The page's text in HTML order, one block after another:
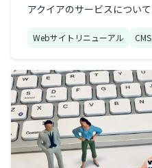
アクイアのサービスについて
Webサイトリニューアル CMS